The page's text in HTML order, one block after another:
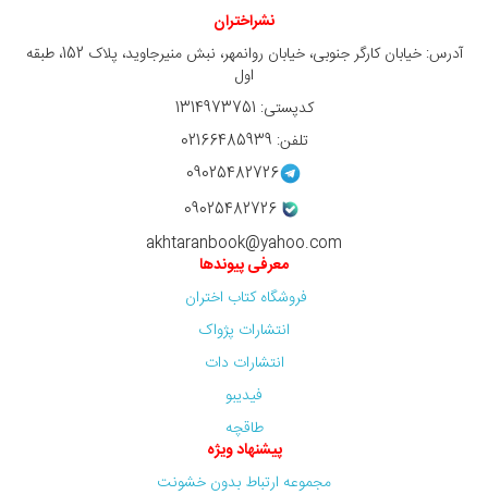
نشراختران
آدرس: خیابان کارگر جنوبی، خیابان روانمهر، نبش منیرجاوید، پلاک 152، طبقه
اول
کدپستی: 1314973751
تلفن: 02166485939
09025482726
09025482726
akhtaranbook@yahoo.com
معرفی پیوندها
فروشگاه کتاب اختران
انتشارات پژواک
انتشارات دات
فیدیبو
طاقچه
پیشنهاد ویژه
مجموعه ارتباط بدون خشونت